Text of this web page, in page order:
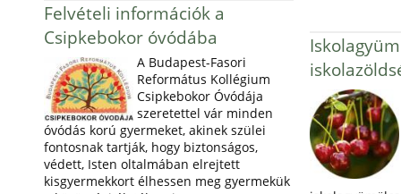
Felvételi információk a
Csipkebokor óvódába
A Budapest-Fasori
Református Kollégium
Csipkebokor Óvódája
szeretettel vár minden
óvódás korú gyermeket, akinek szülei
fontosnak tartják, hogy biztonságos,
védett, Isten oltalmában elrejtett
kisgyermekkort élhessen meg gyermekük